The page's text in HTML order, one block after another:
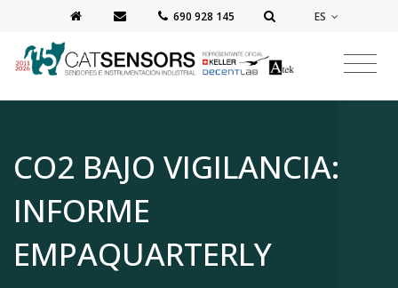
‭690 928 145‬ ES
CO2 BAJO VIGILANCIA:
INFORME
EMPAQUARTERLY